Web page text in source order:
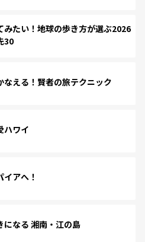
みたい！地球の歩き方が選ぶ2026
30
なえる！賢者の旅テクニック
ハワイ
アへ！
になる 湘南・江の島